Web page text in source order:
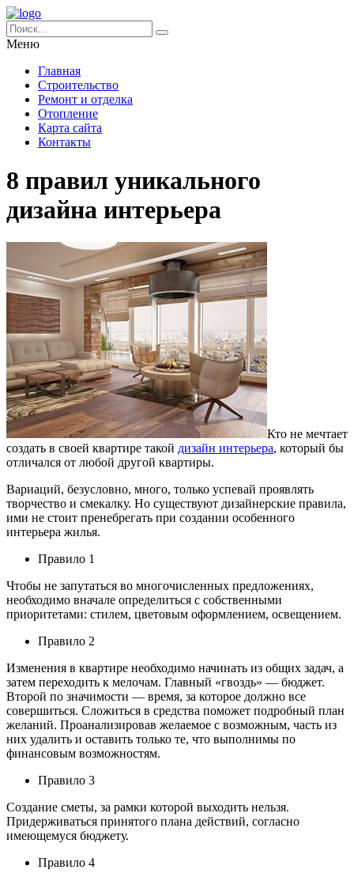
Меню
Главная
Строительство
Ремонт и отделка
Отопление
Карта сайта
Контакты
8 правил уникального
дизайна интерьера
Кто не мечтает
создать в своей квартире такой дизайн интерьера, который бы
отличался от любой другой квартиры.
Вариаций, безусловно, много, только успевай проявлять
творчество и смекалку. Но существуют дизайнерские правила,
ими не стоит пренебрегать при создании особенного
интерьера жилья.
Правило 1
Чтобы не запутаться во многочисленных предложениях,
необходимо вначале определиться с собственными
приоритетами: стилем, цветовым оформлением, освещением.
Правило 2
Изменения в квартире необходимо начинать из общих задач, а
затем переходить к мелочам. Главный «гвоздь» — бюджет.
Второй по значимости — время, за которое должно все
совершиться. Сложиться в средства поможет подробный план
желаний. Проанализировав желаемое с возможным, часть из
них удалить и оставить только те, что выполнимы по
финансовым возможностям.
Правило 3
Создание сметы, за рамки которой выходить нельзя.
Придерживаться принятого плана действий, согласно
имеющемуся бюджету.
Правило 4